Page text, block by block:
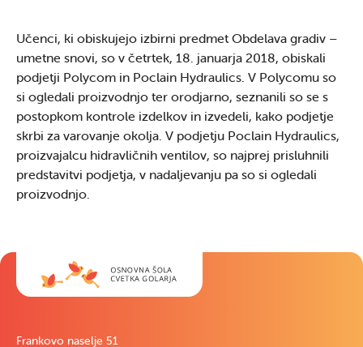
Učenci, ki obiskujejo izbirni predmet Obdelava gradiv –
umetne snovi, so v četrtek, 18. januarja 2018, obiskali
podjetji Polycom in Poclain Hydraulics. V Polycomu so
si ogledali proizvodnjo ter orodjarno, seznanili so se s
postopkom kontrole izdelkov in izvedeli, kako podjetje
skrbi za varovanje okolja. V podjetju Poclain Hydraulics,
proizvajalcu hidravličnih ventilov, so najprej prisluhnili
predstavitvi podjetja, v nadaljevanju pa so si ogledali
proizvodnjo.
Frankovo naselje 51